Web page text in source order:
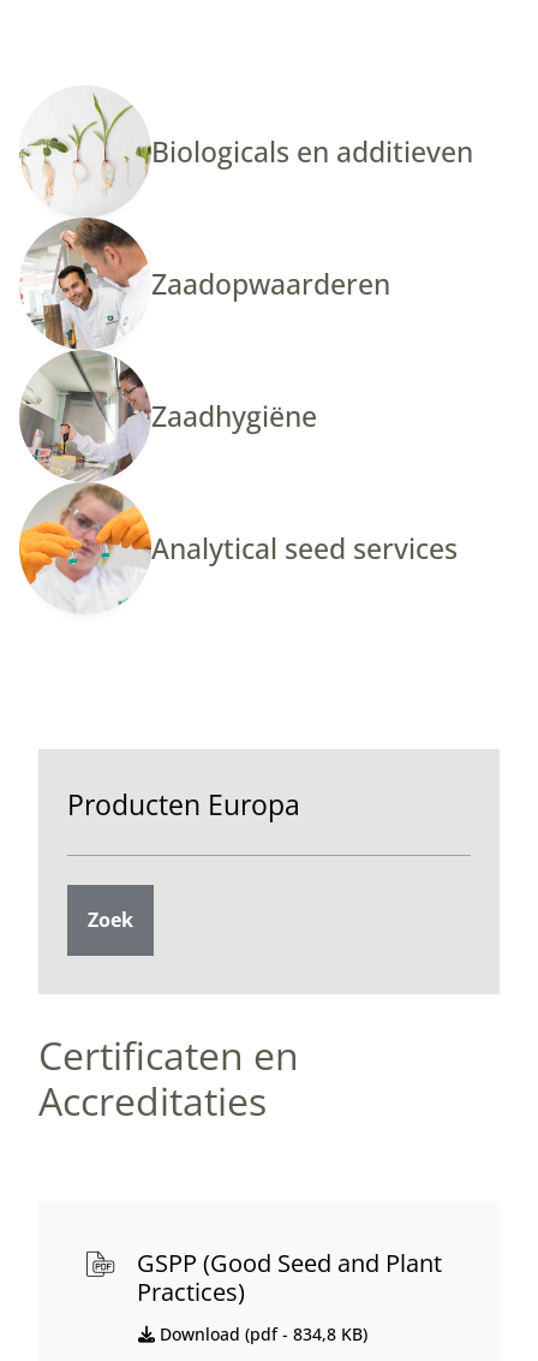
Biologicals en additieven
Zaadopwaarderen
Zaadhygiëne
Analytical seed services
Producten Europa
Zoek
Certificaten en
Accreditaties
GSPP (Good Seed and Plant
Practices)
Download (pdf- 834,8 KB)